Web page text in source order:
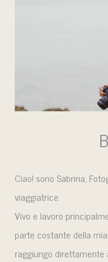
Ciao! sono Sabrina,
viaggiatrice.
Vivo e lavoro
parte costante della
raggiungo direttamente